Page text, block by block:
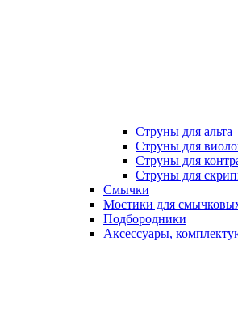
Струны для альта
Струны для
Струны для
Струны для
Смычки
Мостики для
Подбородники
Аксеcсуары,